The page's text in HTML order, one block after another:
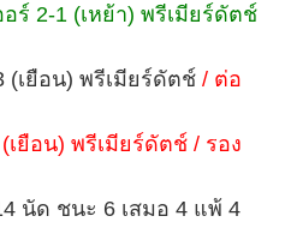
ร์ 2-1 (เหย้า) พรีเมียร์ดัตช์
(เยือน) พรีเมียร์ดัตช์ / ต่อ
เยือน) พรีเมียร์ดัตช์ / รอง
นัด ชนะ 6 เสมอ 4 แพ้ 4